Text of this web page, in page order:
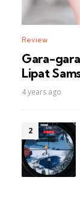
Review
Gara-
Lipat
4 years ago